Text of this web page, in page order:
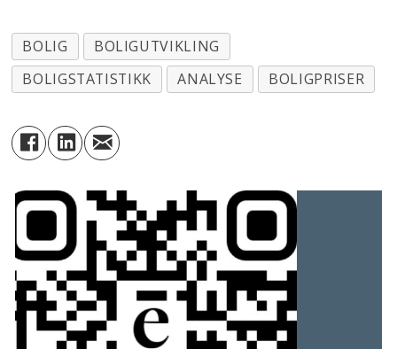
BOLIG
BOLIGUTVIKLING
BOLIGSTATISTIKK
ANALYSE BOLIGPRISER